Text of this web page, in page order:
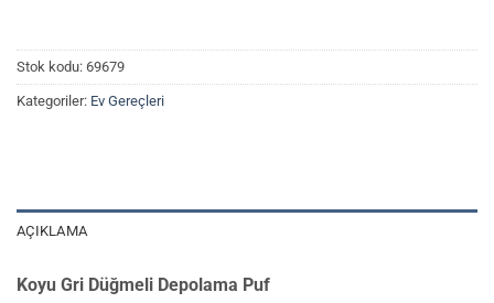
Stok kodu: 69679
Kategoriler: Ev Gereçleri
AÇIKLAMA
Koyu Gri Düğmeli Depolama Puf